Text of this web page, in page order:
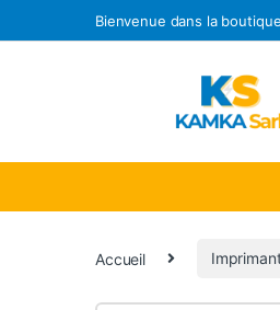
Skip to navigation
Skip to contentBienvenue dans la boutique
Accueil